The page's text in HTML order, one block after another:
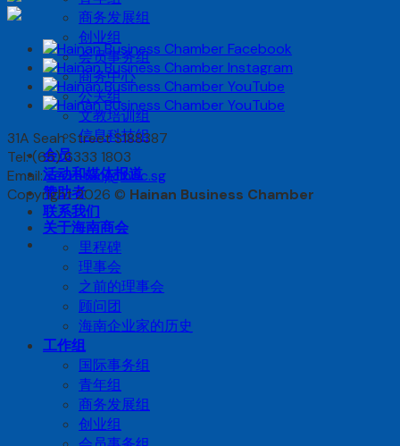
商务发展组
创业组
会员事务组
商务中心
公关组
文教培训组
信息科技组
会员
活动和媒体报道
赞助者
联系我们
31A Seah Street S188387
Tel: (65) 6333 1803
Email:secretary@hbc.sg
Copyright 2026 © Hainan Business Chamber
关于海南商会
里程碑
理事会
之前的理事会
顾问团
海南企业家的历史
工作组
国际事务组
青年组
商务发展组
创业组